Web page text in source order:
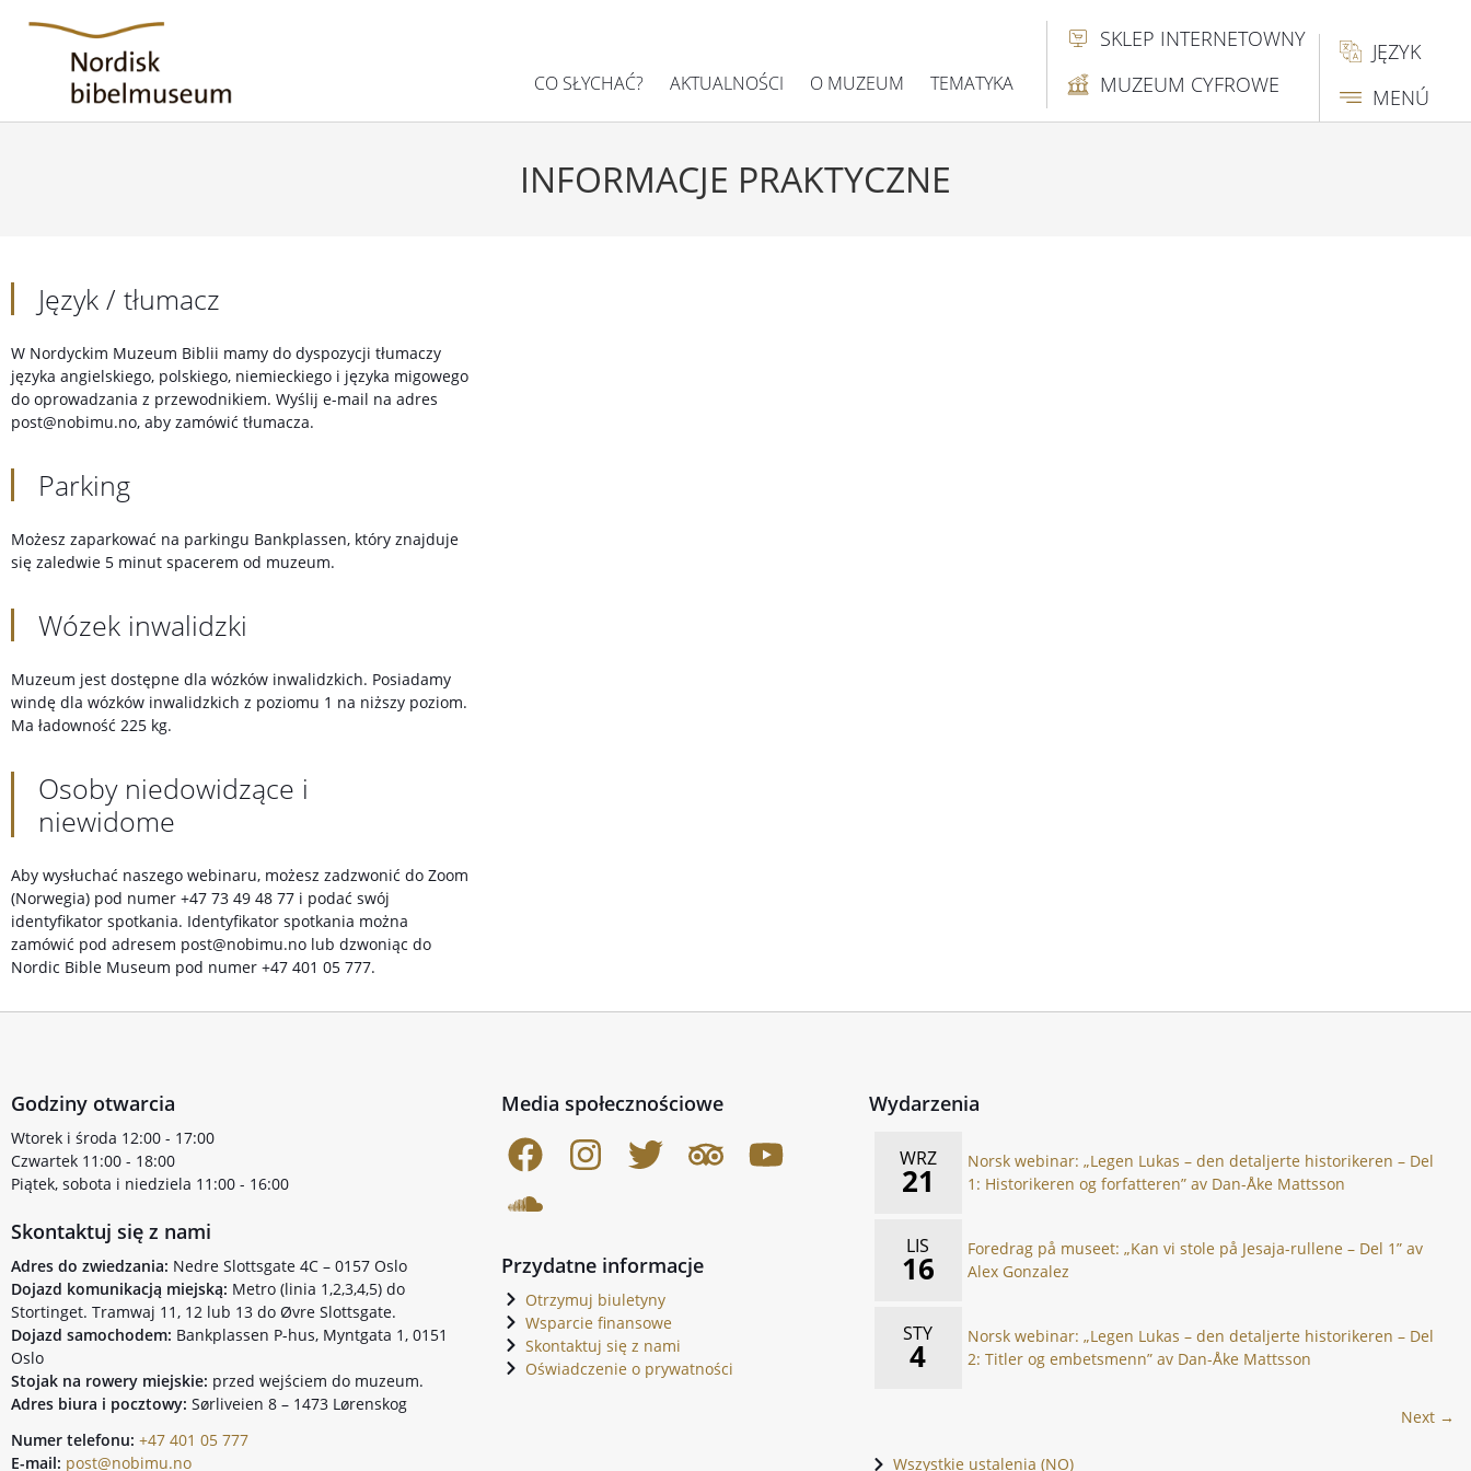
CO SŁYCHAĆ? AKTUALNOŚCI O MUZEUM TEMATYKA
SKLEP INTERNETOWNY
MUZEUM CYFROWE
JĘZYK
MENÚ
INFORMACJE PRAKTYCZNE
Język / tłumacz
W Nordyckim Muzeum Biblii mamy do dyspozycji tłumaczy
języka angielskiego, polskiego, niemieckiego i języka migowego
do oprowadzania z przewodnikiem. Wyślij e-mail na adres
post@nobimu.no, aby zamówić tłumacza.
Parking
Możesz zaparkować na parkingu Bankplassen, który znajduje
się zaledwie 5 minut spacerem od muzeum.
Wózek inwalidzki
Muzeum jest dostępne dla wózków inwalidzkich. Posiadamy
windę dla wózków inwalidzkich z poziomu 1 na niższy poziom.
Ma ładowność 225 kg.
Osoby niedowidzące i
niewidome
Aby wysłuchać naszego webinaru, możesz zadzwonić do Zoom
(Norwegia) pod numer +47 73 49 48 77 i podać swój
identyfikator spotkania. Identyfikator spotkania można
zamówić pod adresem post@nobimu.no lub dzwoniąc do
Nordic Bible Museum pod numer +47 401 05 777.
Godziny otwarcia
Wtorek i środa 12:00 - 17:00
Czwartek 11:00 - 18:00
Piątek, sobota i niedziela 11:00 - 16:00
Skontaktuj się z nami
Adres do zwiedzania: Nedre Slottsgate 4C – 0157 Oslo
Dojazd komunikacją miejską: Metro (linia 1,2,3,4,5) do
Stortinget. Tramwaj 11, 12 lub 13 do Øvre Slottsgate.
Dojazd samochodem: Bankplassen P-hus, Myntgata 1, 0151
Oslo
Stojak na rowery miejskie: przed wejściem do muzeum.
Adres biura i pocztowy: Sørliveien 8 – 1473 Lørenskog
Numer telefonu: +47 401 05 777
E-mail: post@nobimu.no
Media społecznościowe
Przydatne informacje
Otrzymuj biuletyny
Wsparcie finansowe
Skontaktuj się z nami
Oświadczenie o prywatności
Wydarzenia
WRZ
21
Norsk webinar: „Legen Lukas – den detaljerte historikeren – Del
1: Historikeren og forfatteren” av Dan-Åke Mattsson
LIS
16
Foredrag på museet: „Kan vi stole på Jesaja-rullene – Del 1” av
Alex Gonzalez
STY
4
Norsk webinar: „Legen Lukas – den detaljerte historikeren – Del
2: Titler og embetsmenn” av Dan-Åke Mattsson
Next →
Wszystkie ustalenia (NO)